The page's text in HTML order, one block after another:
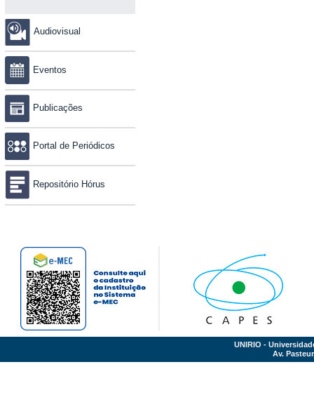
Audiovisual
Eventos
Publicações
Portal de Periódicos
Repositório Hórus
UNIRIO -
Av.